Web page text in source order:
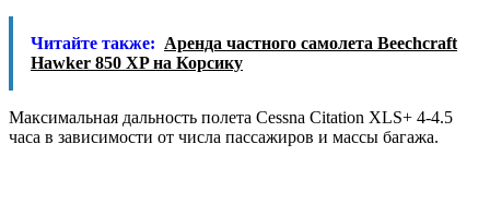
Читайте также: Аренда частного самолета Beechcraft
Hawker 850 XP на Корсику
Максимальная дальность полета Cessna Citation XLS+ 4-4.5
часа в зависимости от числа пассажиров и массы багажа.